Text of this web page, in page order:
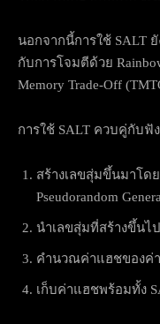
นอกจากนี้การใช้ SALT
กับการโจมตีด้วย
Memory Trade-Off
การใช้ SALT ควบคู่กับ
สร้างเลขสุ่มขึ้นมาโดย
Pseudorandom
นำเลขสุ่มที่สร้างขึ้นไ
คำนวณค่าแฮชของค่
เก็บค่าแฮชพร้อมทั้ง